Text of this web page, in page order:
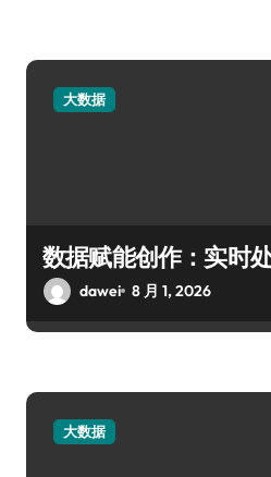
大数据
数据赋能创作：实时
dawei 8 月 1, 2026
大数据